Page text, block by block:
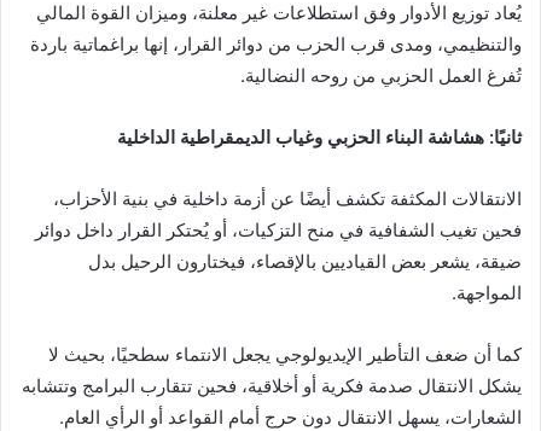
يُعاد توزيع الأدوار وفق استطلاعات غير معلنة، وميزان القوة المالي
والتنظيمي، ومدى قرب الحزب من دوائر القرار، إنها براغماتية باردة
تُفرغ العمل الحزبي من روحه النضالية.
ثانيًا: هشاشة البناء الحزبي وغياب الديمقراطية الداخلية
الانتقالات المكثفة تكشف أيضًا عن أزمة داخلية في بنية الأحزاب،
فحين تغيب الشفافية في منح التزكيات، أو يُحتكر القرار داخل دوائر
ضيقة، يشعر بعض القياديين بالإقصاء، فيختارون الرحيل بدل
المواجهة.
كما أن ضعف التأطير الإيديولوجي يجعل الانتماء سطحيًا، بحيث لا
يشكل الانتقال صدمة فكرية أو أخلاقية، فحين تتقارب البرامج وتتشابه
الشعارات، يسهل الانتقال دون حرج أمام القواعد أو الرأي العام.